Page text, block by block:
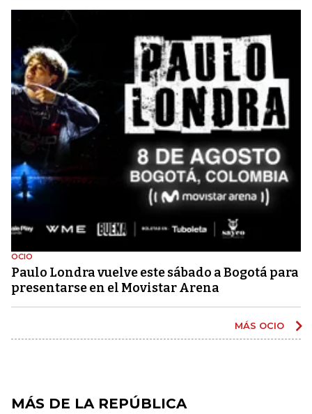
OCIO
Paulo Londra vuelve este sábado a Bogotá para
presentarse en el Movistar Arena
MÁS OCIO
MÁS DE LA REPÚBLICA